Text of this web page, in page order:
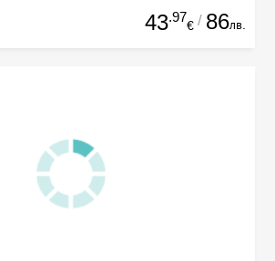
43.97
€ / 86лв.